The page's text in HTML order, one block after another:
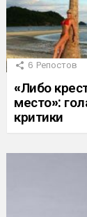
6 Репостов
«Либо
место»:
критики